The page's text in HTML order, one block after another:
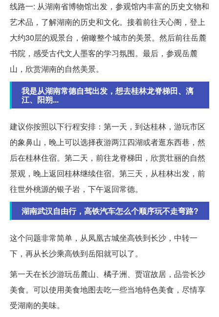
线路一: 从湖南省博物馆出发，参观馆内丰富的历史文物和
艺术品，了解湖南的历史和文化。接着前往天心阁，登上
大约30层的观景台，俯瞰整个城市的美景。然后前往岳麓
书院，感受古代文人墨客的学习氛围。最后，参观岳麓
山，欣赏湖南的自然美景。
我是从湖南常德自驾出发，想去桂林龙脊梯田、漓
江、阳朔...
建议你按照以下行程安排：第一天，到达桂林，游玩市区
的象鼻山，晚上可以选择夜游两江四湖或者逛东西巷，然
后在桂林住宿。第二天，前往龙脊梯田，欣赏壮丽的自然
景观，晚上返回桂林继续住宿。第三天，从桂林出发，前
往世外桃源的银子岩，下午返回常德。
湖南武汉自由行，高铁汽车怎么个顺序玩不走弯路?
这个问题非常简单，从凤凰古城坐高铁到长沙，中转一
下，再从长沙乘高铁到岳阳就可以了。
第一天在长沙游玩岳麓山、橘子洲、贾谊故居，品尝长沙
美食。可以使用美食地图去吃一些当地特色美食，尽情享
受湖南的美味。